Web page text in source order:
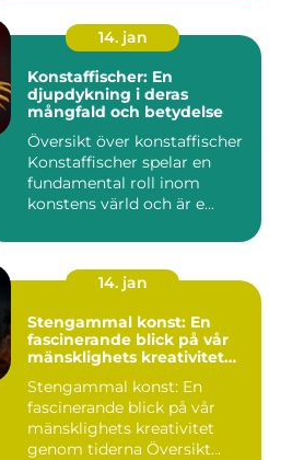
14. jan
Konstaffischer: En
djupdykning i deras
mångfald och betydelse
Översikt över konstaffischer
Konstaffischer spelar en
fundamental roll inom
konstens värld och är e...
14. jan
Stengammal konst: En
fascinerande blick på vår
mänsklighets kreativitet
Stengammal konst: En
fascinerande blick på vår
mänsklighets kreativitet
genom tiderna Översikt